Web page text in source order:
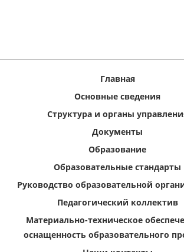
Главная
Основные сведения
Структура и органы
Документы
Образование
Образовательные стандарты
Руководство образовательной
Педагогический коллектив
Материально-техническое
оснащенность образовательного